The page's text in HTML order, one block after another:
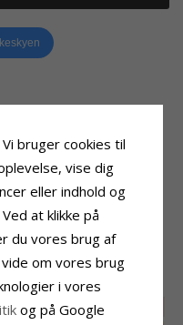
25% SALE
bruger cookies til
vise dig
eller indhold og
at klikke på
du vores brug af
om vores brug
i vores
og på Google